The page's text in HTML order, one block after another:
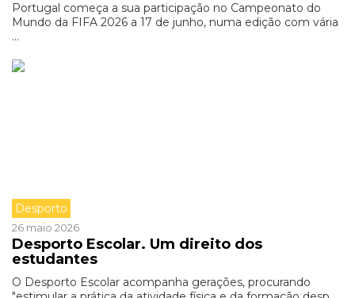
Portugal começa a sua participação no Campeonato do
Mundo da FIFA 2026 a 17 de junho, numa edição com vária
...
Desporto
26 maio 2026
Desporto Escolar. Um direito dos
estudantes
O Desporto Escolar acompanha gerações, procurando